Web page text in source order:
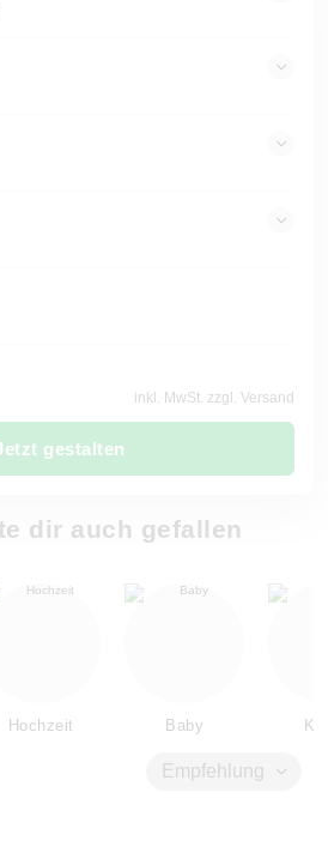
inkl. MwSt. zzgl. Versand
gestalten
dir auch gefallen
Hochzeit Baby
Empfehlung